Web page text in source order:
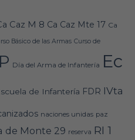
Caz M 8 Ca Caz Mte 17 Ca
Básico de las Armas Curso de
Día del Arma de Infantería Ec
de Infantería FDR IVta
naciones unidas paz
de Monte 29 reserva RI 1